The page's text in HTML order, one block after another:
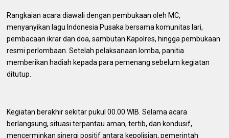
Rangkaian acara diawali dengan pembukaan oleh MC,
menyanyikan lagu Indonesia Pusaka bersama komunitas lari,
pembacaan ikrar dan doa, sambutan Kapolres, hingga pembukaan
resmi perlombaan. Setelah pelaksanaan lomba, panitia
memberikan hadiah kepada para pemenang sebelum kegiatan
ditutup.
Kegiatan berakhir sekitar pukul 00.00 WIB. Selama acara
berlangsung, situasi terpantau aman, tertib, dan kondusif,
mencerminkan sinergi positif antara kepolisian, pemerintah